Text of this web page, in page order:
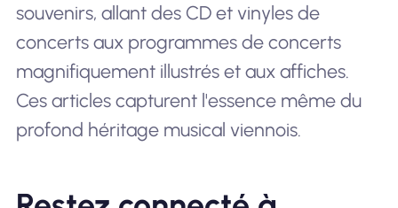
souvenirs, allant des CD et vinyles de
concerts aux programmes de concerts
magnifiquement illustrés et aux affiches.
Ces articles capturent l'essence même du
profond héritage musical viennois.